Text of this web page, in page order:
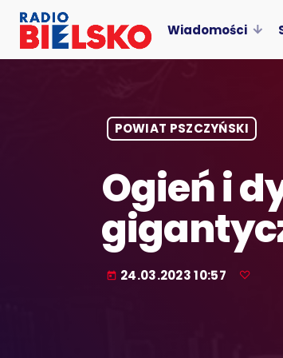
Wiadomości
POWIAT PSZCZYŃSKI
Ogień i
today 24.03.2023 10:57